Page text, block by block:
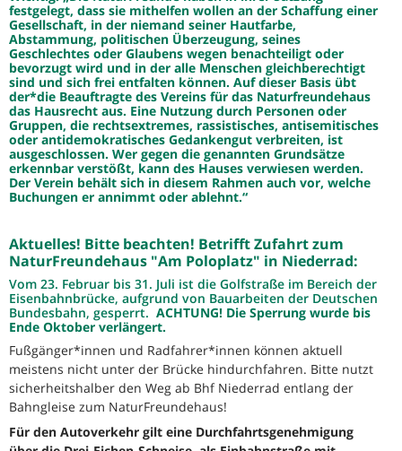
festgelegt, dass sie mithelfen wollen an der Schaffung einer
Gesellschaft, in der niemand seiner Hautfarbe,
Abstammung, politischen Überzeugung, seines
Geschlechtes oder Glaubens wegen benachteiligt oder
bevorzugt wird und in der alle Menschen gleichberechtigt
sind und sich frei entfalten können. Auf dieser Basis übt
der*die Beauftragte des Vereins für das Naturfreundehaus
das Hausrecht aus. Eine Nutzung durch Personen oder
Gruppen, die rechtsextremes, rassistisches, antisemitisches
oder antidemokratisches Gedankengut verbreiten, ist
ausgeschlossen. Wer gegen die genannten Grundsätze
erkennbar verstößt, kann des Hauses verwiesen werden.
Der Verein behält sich in diesem Rahmen auch vor, welche
Buchungen er annimmt oder ablehnt.“
Aktuelles! Bitte beachten! Betrifft Zufahrt zum
NaturFreundehaus "Am Poloplatz" in Niederrad:
Vom 23. Februar bis 31. Juli ist die Golfstraße im Bereich der
Eisenbahnbrücke, aufgrund von Bauarbeiten der Deutschen
Bundesbahn, gesperrt. ACHTUNG! Die Sperrung wurde bis
Ende Oktober verlängert.
Fußgänger*innen und Radfahrer*innen können aktuell
meistens nicht unter der Brücke hindurchfahren. Bitte nutzt
sicherheitshalber den Weg ab Bhf Niederrad entlang der
Bahngleise zum NaturFreundehaus!
Für den Autoverkehr gilt eine Durchfahrtsgenehmigung